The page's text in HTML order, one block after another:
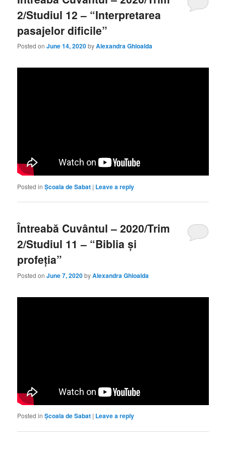
2/Studiul 12 – “Interpretarea
pasajelor dificile”
Posted onJune 14, 2020byAlexandra Ghioalda
Posted in Școala de Sabat | Leave a reply
Întreabă Cuvântul – 2020/Trim
2/Studiul 11 – “Biblia și
profeția”
Posted onJune 7, 2020byAlexandra Ghioalda
Posted in Școala de Sabat | Leave a reply